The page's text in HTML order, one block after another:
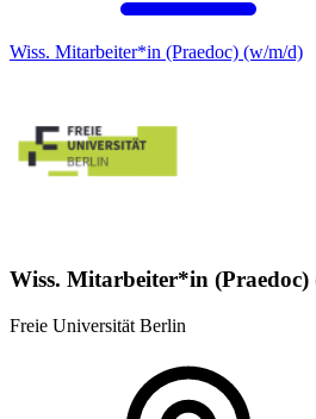
Wiss. Mitarbeiter*in (Praedoc) (w/m/d)
Wiss. Mitarbeiter*in (Praedoc)
Freie Universität Berlin